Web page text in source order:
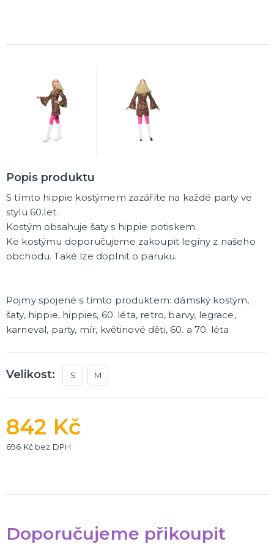
Popis produktu
S tímto hippie kostýmem zazáříte na každé party ve
stylu 60.let.
Kostým obsahuje šaty s hippie potiskem.
Ke kostýmu doporučujeme zakoupit legíny z našeho
obchodu. Také lze doplnit o paruku.
Pojmy spojené s tímto produktem: dámský kostým,
šaty, hippie, hippies, 60. léta, retro, barvy, legrace,
karneval, party, mír, květinové děti, 60. a 70. léta
Velikost: S M
842 Kč
696 Kč bez DPH
Doporučujeme přikoupit